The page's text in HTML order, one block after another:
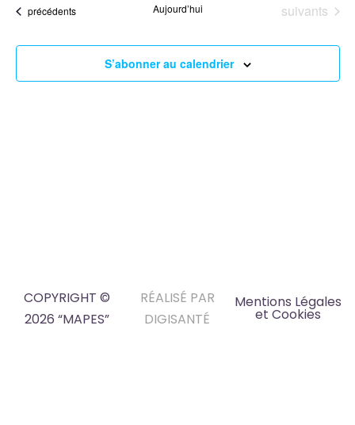
de
vues
Évènements
précédents Aujourd’hui Évènements
suivants
S’abonner au calendrier
COPYRIGHT ©
2026 “MAPES”
RÉALISÉ PAR
DIGISANTÉ
Mentions Légales
et Cookies